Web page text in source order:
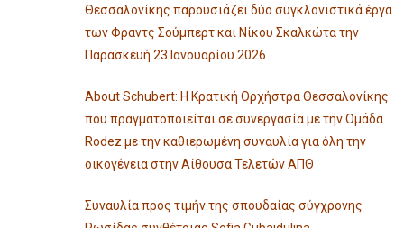
Θεσσαλονίκης παρουσιάζει δύο συγκλονιστικά έργα
των Φραντς Σούμπερτ και Νίκου Σκαλκώτα την
Παρασκευή 23 Ιανουαρίου 2026
About Schubert: Η Κρατική Ορχήστρα Θεσσαλονίκης
που πραγματοποιείται σε συνεργασία με την Ομάδα
Rodez με την καθιερωμένη συναυλία για όλη την
οικογένεια στην Αίθουσα Τελετών ΑΠΘ
Συναυλία προς τιμήν της σπουδαίας σύγχρονης